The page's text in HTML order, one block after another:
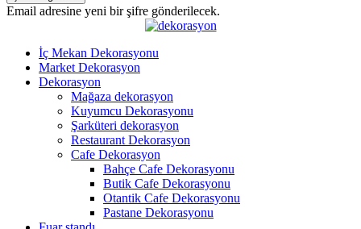
Email adresine yeni bir şifre gönderilecek.
İç Mekan Dekorasyonu
Market Dekorasyon
Dekorasyon
Mağaza dekorasyon
Kuyumcu Dekorasyonu
Şarküteri dekorasyon
Restaurant Dekorasyon
Cafe Dekorasyon
Bahçe Cafe Dekorasyonu
Butik Cafe Dekorasyonu
Otantik Cafe Dekorasyonu
Pastane Dekorasyonu